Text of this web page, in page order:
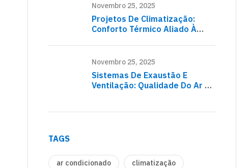
Novembro 25, 2025
Projetos De Climatização:
Conforto Térmico Aliado À
Novembro 25, 2025
Sistemas De Exaustão E
Ventilação: Qualidade Do Ar E
TAGS
ar condicionado climatização